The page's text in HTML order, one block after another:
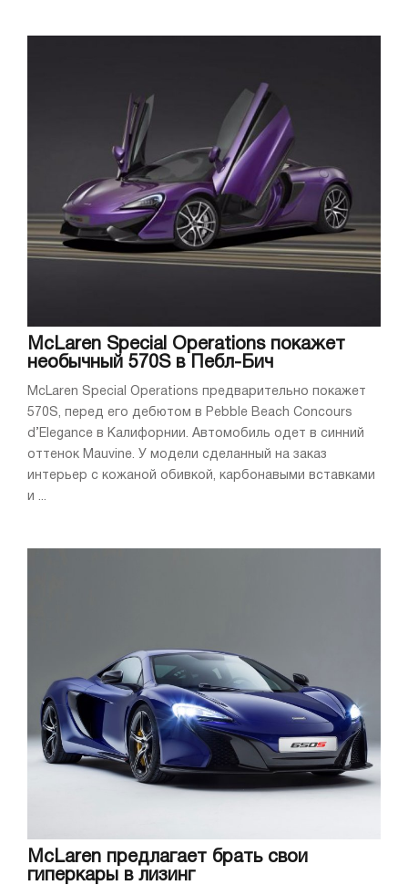
McLaren Special Operations покажет
необычный 570S в Пебл-Бич
McLaren Special Operations предварительно покажет
570S, перед его дебютом в Pebble Beach Concours
d’Elegance в Калифорнии. Автомобиль одет в синний
оттенок Mauvine. У модели сделанный на заказ
интерьер с кожаной обивкой, карбонавыми вставками
и ...
McLaren предлагает брать свои
гиперкары в лизинг